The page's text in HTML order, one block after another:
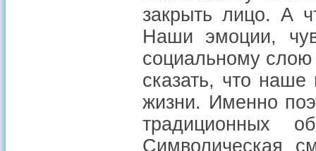
закрыть лицо. А
Наши эмоции,
социальному
сказать, что
жизни. Именно
традиционных
Символическая